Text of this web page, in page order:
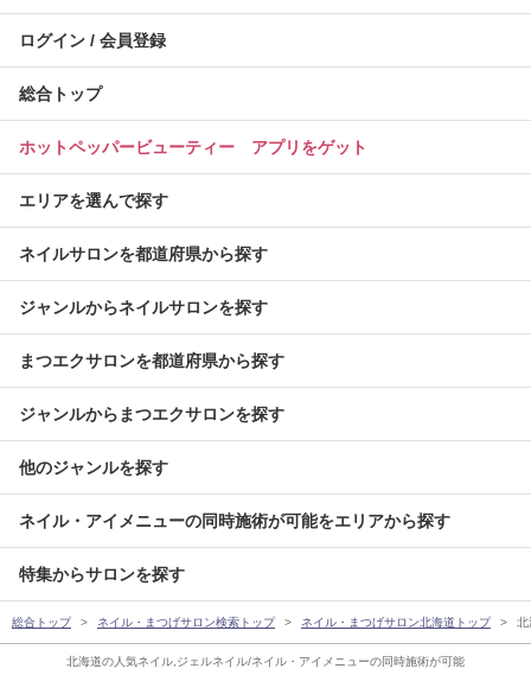
北海道の人気ネイル,ジェルネイル/ネイル・アイメニューの同時施術が可能
ログイン / 会員登録
総合トップ
ホットペッパービューティー アプリをゲット
エリアを選んで探す
ネイルサロンを都道府県から探す
ジャンルからネイルサロンを探す
まつエクサロンを都道府県から探す
ジャンルからまつエクサロンを探す
他のジャンルを探す
ネイル・アイメニューの同時施術が可能をエリアから探す
特集からサロンを探す
総合トップ ネイル・まつげサロン検索トップ ネイル・まつげサロン北海道トップ 北